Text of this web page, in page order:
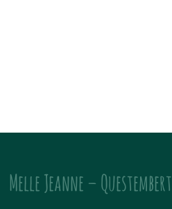
Melle Jeanne – Questembert